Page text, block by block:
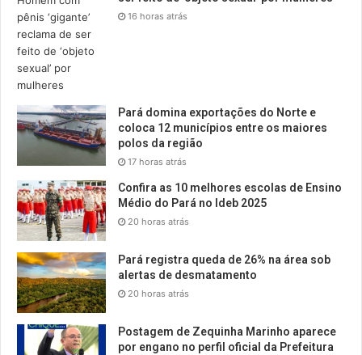
16 horas atrás
Pará domina exportações do Norte e
coloca 12 municípios entre os maiores
polos da região
17 horas atrás
Confira as 10 melhores escolas de Ensino
Médio do Pará no Ideb 2025
20 horas atrás
Pará registra queda de 26% na área sob
alertas de desmatamento
20 horas atrás
Postagem de Zequinha Marinho aparece
por engano no perfil oficial da Prefeitura